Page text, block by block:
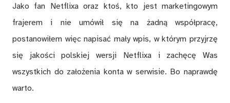
Jako fan Netflixa oraz ktoś, kto jest marketingowym
frajerem i nie umówił się na żadną współpracę,
postanowiłem więc napisać mały wpis, w którym przyjrzę
się jakości polskiej wersji Netflixa i zachęcę Was
wszystkich do założenia konta w serwisie. Bo naprawdę
warto.